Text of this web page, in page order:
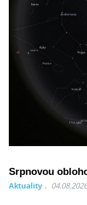
Srpnovou
Aktuality 04.08.2026